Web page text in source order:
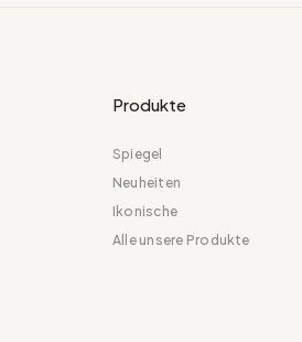
Produkte
Spiegel
Neuheiten
Ikonische
Alle unsere Produkte